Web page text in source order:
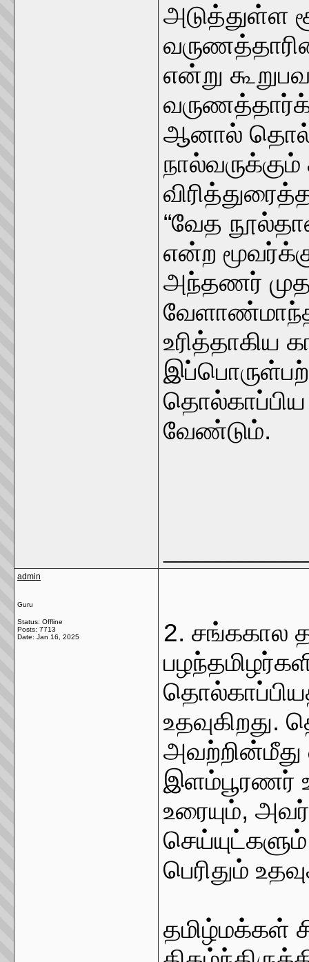
அடுத்துள்ள
என்று
ஆனால்
“வேத
என்ற
அந்தணர்
உரித்தாகிய
தொல்காப்பிய
வேண்டும்.
admin
Guru
Status: Offline
Posts: 7713
Date: Jan 16, 2025
2. சங்ககால
உதவுகிறது.
அவற்றின்மீது
இளம்பூரணர்
உரையும்,
பெரிதும்
தமிழ்மக்கள்